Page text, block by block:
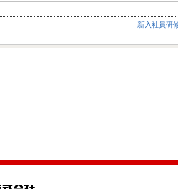
新入社員研